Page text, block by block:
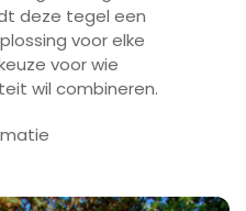
deze tegel een
voor elke
voor wie
wil combineren.